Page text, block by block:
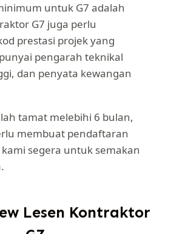
untuk G7 adalah
G7 juga perlu
prestasi projek yang
pengarah teknikal
dan penyata kewangan
tamat melebihi 6 bulan,
membuat pendaftaran
segera untuk semakan
Lesen Kontraktor